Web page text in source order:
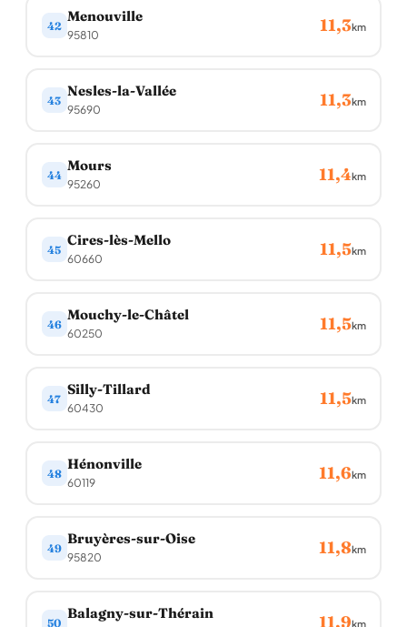
42
Menouville
95810 11,3km
43
Nesles-la-Vallée
95690 11,3km
44
Mours
95260 11,4km
45
Cires-lès-Mello
60660 11,5km
46
Mouchy-le-Châtel
60250 11,5km
47
Silly-Tillard
60430 11,5km
48
Hénonville
60119 11,6km
49
Bruyères-sur-Oise
95820 11,8km
50
Balagny-sur-Thérain 11,9km